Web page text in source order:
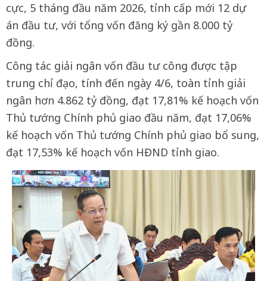
cực, 5 tháng đầu năm 2026, tỉnh cấp mới 12 dự
án đầu tư, với tổng vốn đăng ký gần 8.000 tỷ
đồng.
Công tác giải ngân vốn đầu tư công được tập
trung chỉ đạo, tính đến ngày 4/6, toàn tỉnh giải
ngân hơn 4.862 tỷ đồng, đạt 17,81% kế hoạch vốn
Thủ tướng Chính phủ giao đầu năm, đạt 17,06%
kế hoạch vốn Thủ tướng Chính phủ giao bổ sung,
đạt 17,53% kế hoạch vốn HĐND tỉnh giao.